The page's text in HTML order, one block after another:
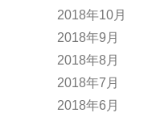
2018年10月
2018年9月
2018年8月
2018年7月
2018年6月